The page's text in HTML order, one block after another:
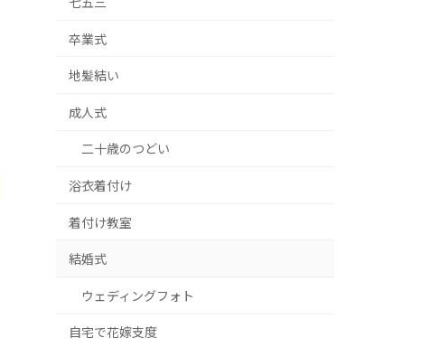
卒業式
地髪結い
成人式
二十歳のつどい
浴衣着付け
着付け教室
結婚式
ウェディングフォト
自宅で花嫁支度